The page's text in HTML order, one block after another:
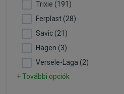
Trixie (191)
Ferplast (28)
Savic (21)
Hagen (3)
Versele-Laga (2)
+ További opciók